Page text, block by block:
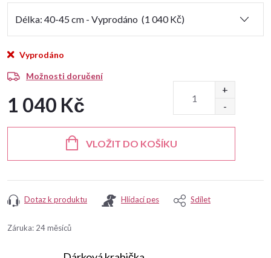
Vyprodáno
Možnosti doručení
1 040 Kč
VLOŽIT DO KOŠÍKU
Dotaz k produktu Hlídací pes Sdílet
Záruka: 24 měsíců